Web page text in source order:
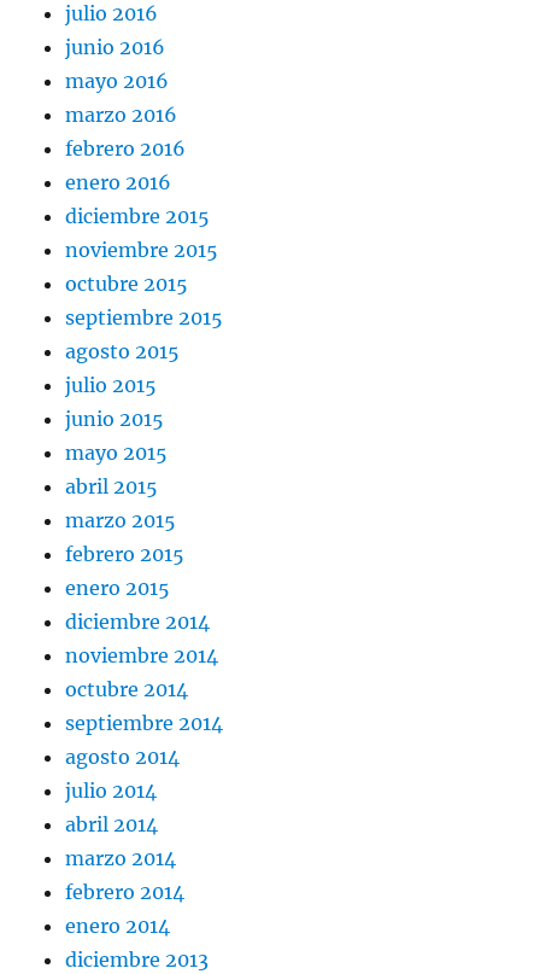
julio 2016
junio 2016
mayo 2016
marzo 2016
febrero 2016
enero 2016
diciembre 2015
noviembre 2015
octubre 2015
septiembre 2015
agosto 2015
julio 2015
junio 2015
mayo 2015
abril 2015
marzo 2015
febrero 2015
enero 2015
diciembre 2014
noviembre 2014
octubre 2014
septiembre 2014
agosto 2014
julio 2014
abril 2014
marzo 2014
febrero 2014
enero 2014
diciembre 2013